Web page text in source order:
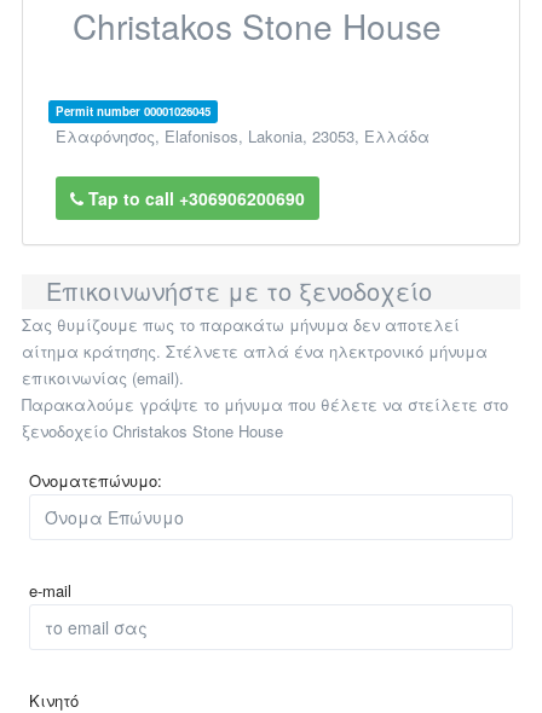
Christakos Stone House
Permit number 00001026045
Ελαφόνησος, Elafonisos, Lakonia, 23053, Ελλάδα
Tap to call +306906200690
Επικοινωνήστε με το ξενοδοχείο
Σας θυμίζουμε πως το παρακάτω μήνυμα δεν αποτελεί
αίτημα κράτησης. Στέλνετε απλά ένα ηλεκτρονικό μήνυμα
επικοινωνίας (email).
Παρακαλούμε γράψτε το μήνυμα που θέλετε να στείλετε στο
ξενοδοχείο Christakos Stone House
Ονοματεπώνυμο:
e-mail
Κινητό